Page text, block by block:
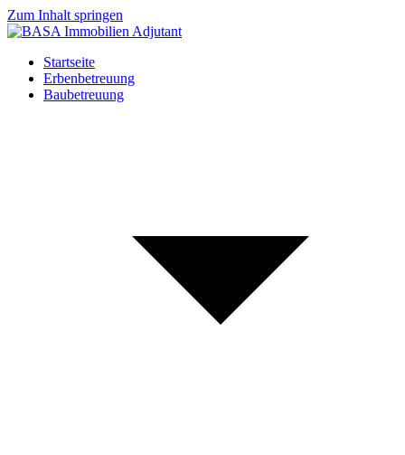
Zum Inhalt springen
Startseite
Erbenbetreuung
Baubetreuung